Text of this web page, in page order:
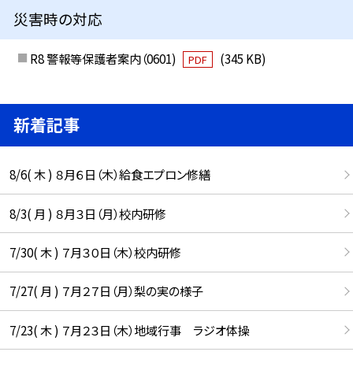
災害時の対応
R8 警報等保護者案内（0601) PDF (345 KB)
新着記事
8/6( 木 ) ８月６日（木）給食エプロン修繕
8/3( 月 ) ８月３日（月）校内研修
7/30( 木 ) ７月３０日（木）校内研修
7/27( 月 ) ７月２７日（月）梨の実の様子
7/23( 木 ) ７月２３日（木）地域行事 ラジオ体操